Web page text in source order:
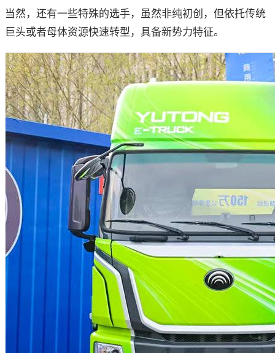
当然，还有一些特殊的选手，虽然非纯初创，但依托传统
巨头或者母体资源快速转型，具备新势力特征。